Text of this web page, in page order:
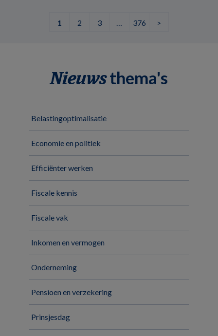
1 2 3 … 376 >
Nieuwsthema's
Belastingoptimalisatie
Economie en politiek
Efficiënter werken
Fiscale kennis
Fiscale vak
Inkomen en vermogen
Onderneming
Pensioen en verzekering
Prinsjesdag